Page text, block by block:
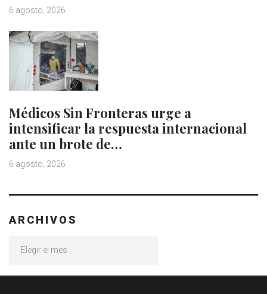
6 agosto, 2026
Médicos Sin Fronteras urge a
intensificar la respuesta internacional
ante un brote de…
6 agosto, 2026
ARCHIVOS